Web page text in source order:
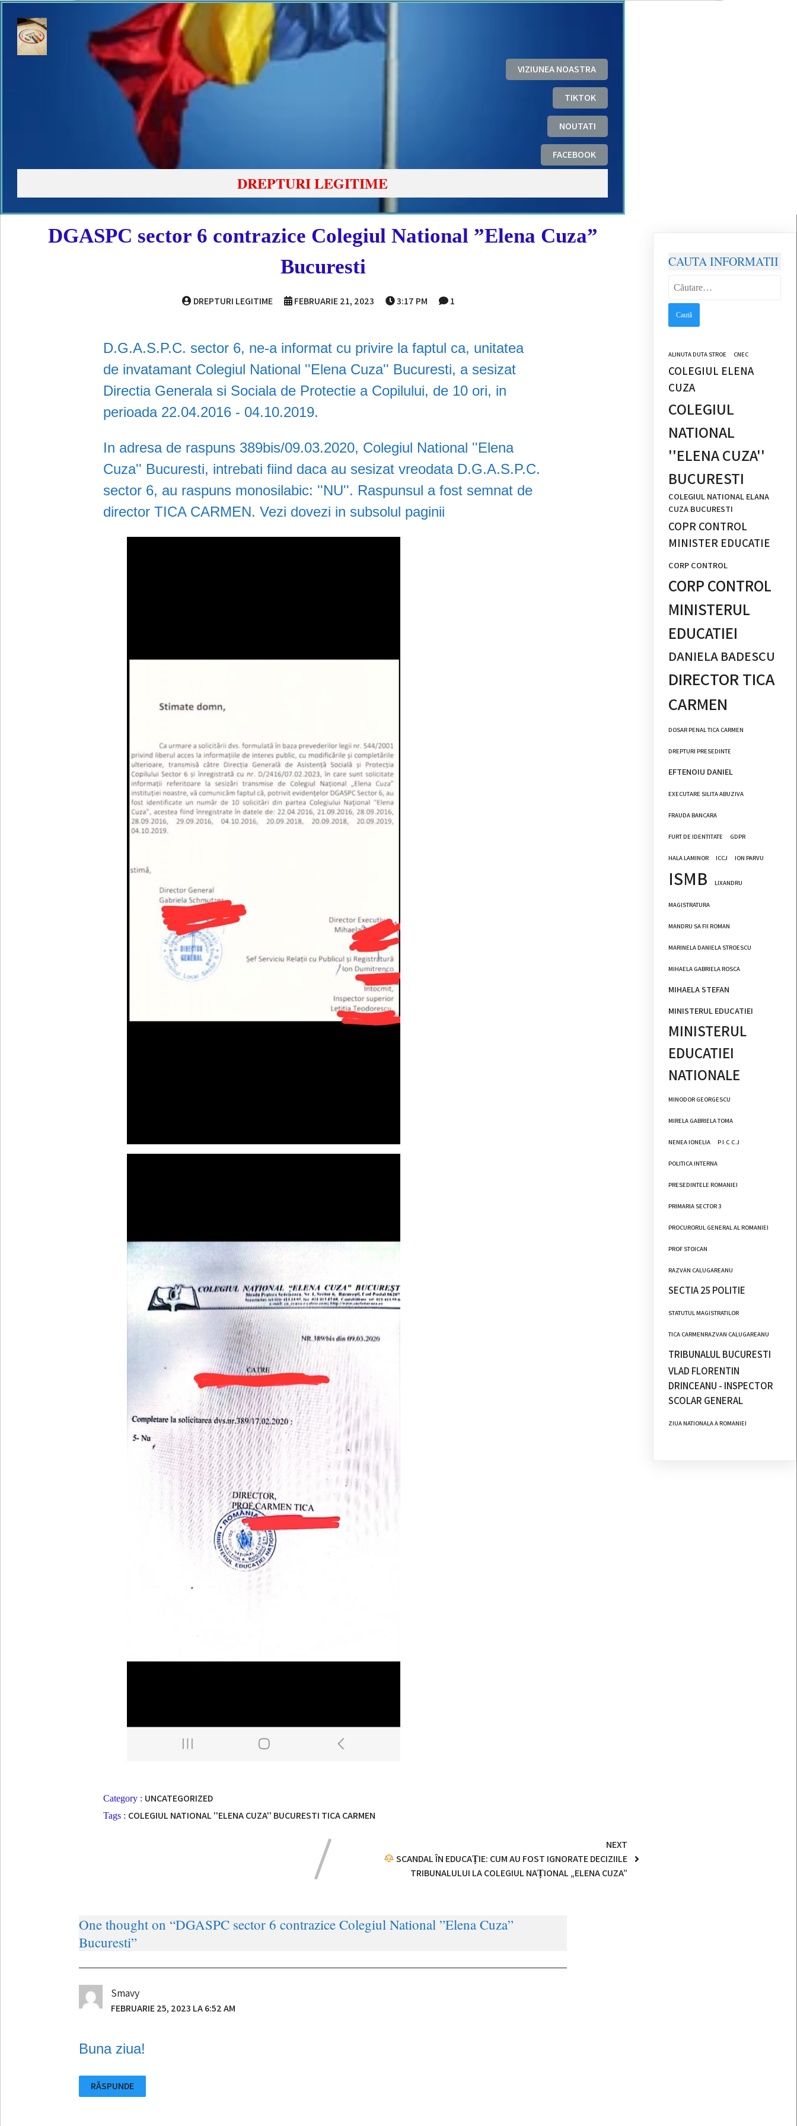
VIZIUNEA NOASTRA
TIKTOK
NOUTATI
FACEBOOK
DREPTURI LEGITIME
DGASPC sector 6 contrazice Colegiul National ”Elena Cuza”
Bucuresti
DREPTURI LEGITIME FEBRUARIE 21, 2023 3:17 PM 1
D.G.A.S.P.C. sector 6, ne-a informat cu privire la faptul ca, unitatea
de invatamant Colegiul National ''Elena Cuza'' Bucuresti, a sesizat
Directia Generala si Sociala de Protectie a Copilului, de 10 ori, in
perioada 22.04.2016 - 04.10.2019.
In adresa de raspuns 389bis/09.03.2020, Colegiul National ''Elena
Cuza'' Bucuresti, intrebati fiind daca au sesizat vreodata D.G.A.S.P.C.
sector 6, au raspuns monosilabic: ''NU''. Raspunsul a fost semnat de
director TICA CARMEN. Vezi dovezi in subsolul paginii
Category : UNCATEGORIZED
Tags : COLEGIUL NATIONAL ''ELENA CUZA'' BUCURESTI TICA CARMEN
NEXT
SCANDAL ÎN EDUCAȚIE: CUM AU FOST IGNORATE DECIZIILE
TRIBUNALULUI LA COLEGIUL NAȚIONAL „ELENA CUZA”
One thought on “DGASPC sector 6 contrazice Colegiul National ”Elena Cuza”
Bucuresti”
Smavy
FEBRUARIE 25, 2023 LA 6:52 AM
Buna ziua!
RĂSPUNDE
CAUTA INFORMATII
ALINUTA DUTA STROE CNEC
COLEGIUL ELENA
CUZA
COLEGIUL
NATIONAL
''ELENA CUZA''
BUCURESTI
COLEGIUL NATIONAL ELANA
CUZA BUCURESTI
COPR CONTROL
MINISTER EDUCATIE
CORP CONTROL
CORP CONTROL
MINISTERUL
EDUCATIEI
DANIELA BADESCU
DIRECTOR TICA
CARMEN
DOSAR PENAL TICA CARMEN
DREPTURI PRESEDINTE
EFTENOIU DANIEL
EXECUTARE SILITA ABUZIVA
FRAUDA BANCARA
FURT DE IDENTITATE GDPR
HALA LAMINOR ICCJ ION PARVU
ISMB LIXANDRU
MAGISTRATURA
MANDRU SA FII ROMAN
MARINELA DANIELA STROESCU
MIHAELA GABRIELA ROSCA
MIHAELA STEFAN
MINISTERUL EDUCATIEI
MINISTERUL
EDUCATIEI
NATIONALE
MINODOR GEORGESCU
MIRELA GABRIELA TOMA
NENEA IONELIA P.I.C.C.J
POLITICA INTERNA
PRESEDINTELE ROMANIEI
PRIMARIA SECTOR 3
PROCURORUL GENERAL AL ROMANIEI
PROF STOICAN
RAZVAN CALUGAREANU
SECTIA 25 POLITIE
STATUTUL MAGISTRATILOR
TICA CARMENRAZVAN CALUGAREANU
TRIBUNALUL BUCURESTI
VLAD FLORENTIN
DRINCEANU - INSPECTOR
SCOLAR GENERAL
ZIUA NATIONALA A ROMANIEI